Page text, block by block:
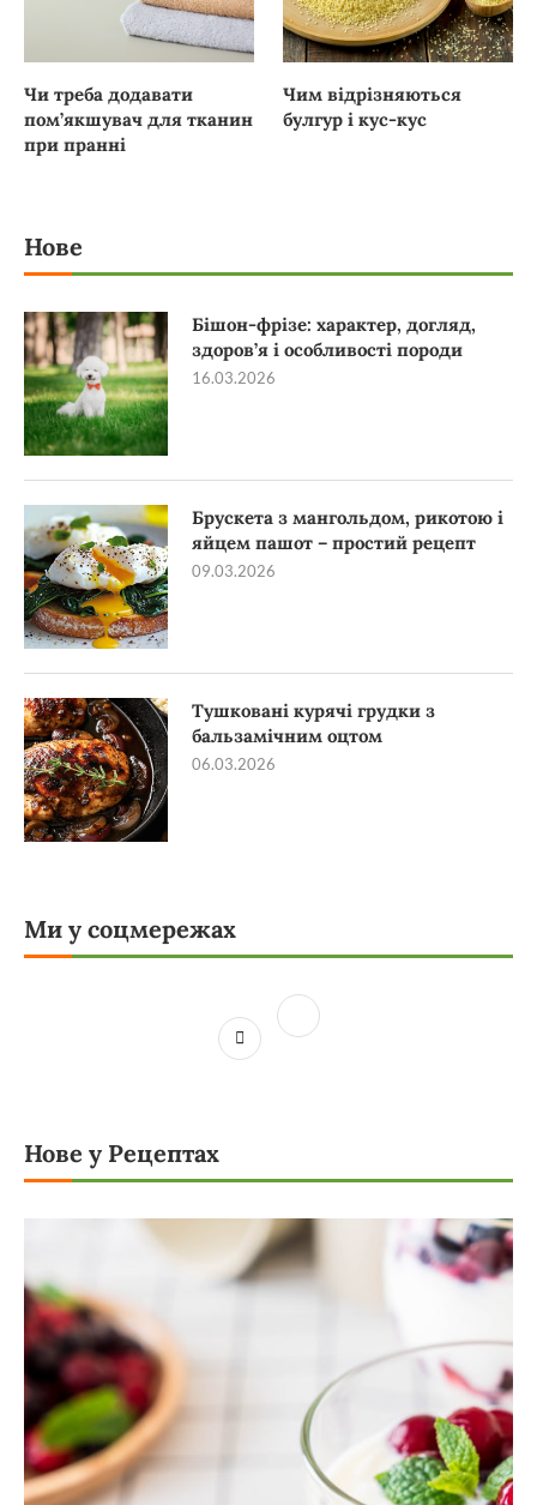
Чи треба додавати
пом’якшувач для тканин
при пранні
Чим відрізняються
булгур і кус-кус
Нове
Бішон-фрізе: характер, догляд,
здоров’я і особливості породи
16.03.2026
Брускета з мангольдом, рикотою і
яйцем пашот – простий рецепт
09.03.2026
Тушковані курячі грудки з
бальзамічним оцтом
06.03.2026
Ми у соцмережах
Нове у Рецептах